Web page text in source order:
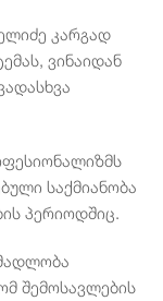
კარგად
ვინაიდან
საქმიანობა
პერიოდშიც.
შემოსავლების